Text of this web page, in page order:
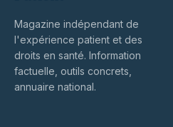
Magazine indépendant de
l'expérience patient et des
droits en santé. Information
factuelle, outils concrets,
annuaire national.